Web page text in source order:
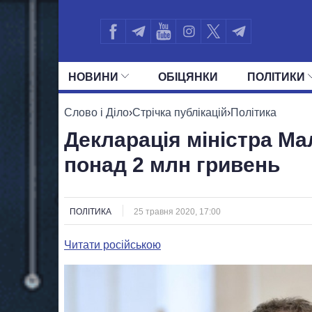
НОВИНИ ОБIЦЯНКИ ПОЛIТИКИ
УСІ ПОЛІТИКИ ПРЕЗИДЕНТ І ОФІС
Слово і Діло›Стрічка публікацій›Політика
Декларація міністра
понад 2 млн гривень
ПОЛІТИКА 25 травня 2020, 17:00
Читати російською